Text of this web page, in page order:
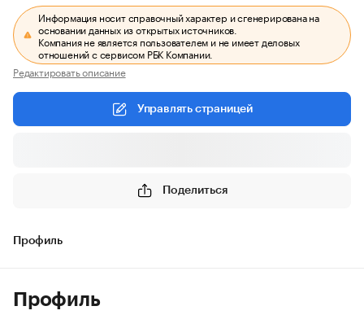
Информация носит справочный характер и сгенерирована на
основании данных из открытых источников.
Компания не является пользователем и не имеет деловых
отношений с сервисом РБК Компании.
Редактировать описание
Управлять страницей
Поделиться
Профиль
Профиль